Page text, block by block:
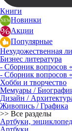
Книги
Новинки
Акции
Популярные
Нехудожественная
Бизнес литература
- Сборник вопросов
- Сборник вопросов
Хобби и творчество
Мемуары /
Дизайн /
Живопись / Графика
>> Все разделы
Артбуки,
Артбуки